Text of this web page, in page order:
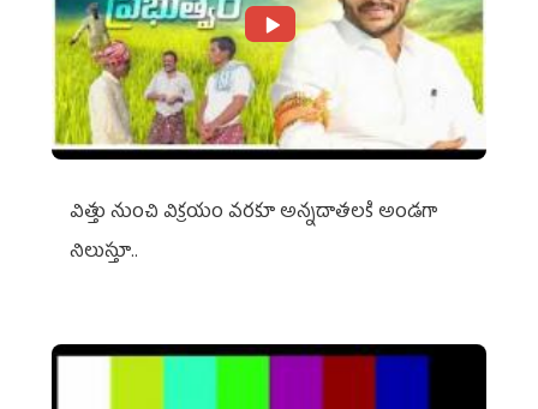
విత్తు నుంచి విక్రయం వరకూ అన్నదాతలకి అండగా
నిలుస్తూ..